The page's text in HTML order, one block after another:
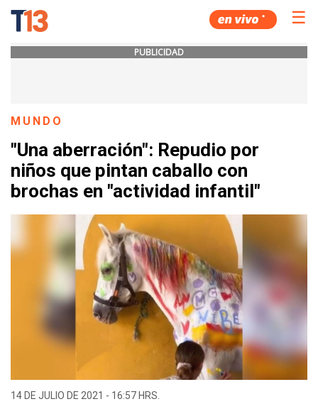
☰
PUBLICIDAD
MUNDO
"Una aberración": Repudio por
niños que pintan caballo con
brochas en "actividad infantil"
14 DE JULIO DE 2021 - 16:57 HRS.